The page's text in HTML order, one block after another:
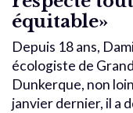
équitable»
Depuis 18 ans,
écologiste de
Dunkerque, non
janvier dernier, il a